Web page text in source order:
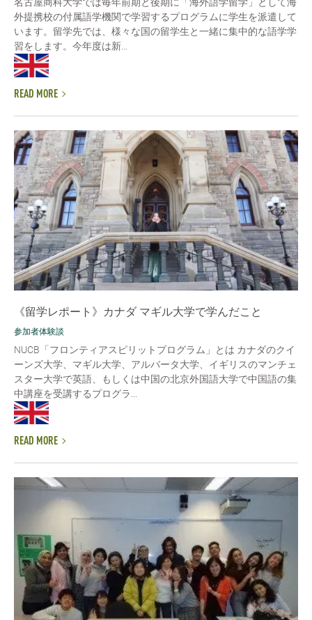
名古屋商科大学では毎年前期と後期に「海外語学留学」として海
外提携校の付属語学機関で学習するプログラムに学生を派遣して
います。留学先では、様々な国の留学生と一緒に集中的な語学学
習をします。今年度は新...
READ MORE
《留学レポート》カナダ マギル大学で学んだこと
参加者体験談
NUCB「フロンティアスピリットプログラム」とは カナダのクイ
ーンズ大学、マギル大学、アルバータ大学、イギリスのマンチェ
スター大学で英語、もしくは中国の北京外国語大学で中国語の集
中講座を受講するプログラ...
READ MORE